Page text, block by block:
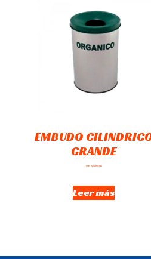
EMBUDO
GRANDE
Hay existencias
Leer más